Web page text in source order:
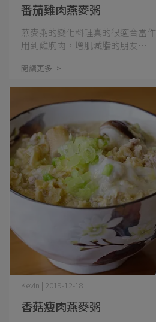
番茄雞肉燕麥粥
燕麥粥的變化料理真的很適合當
用到雞胸肉，增肌減脂的朋友⋯
閱讀更多 ->
香菇瘦肉燕麥粥
Kevin | 2019-12-18